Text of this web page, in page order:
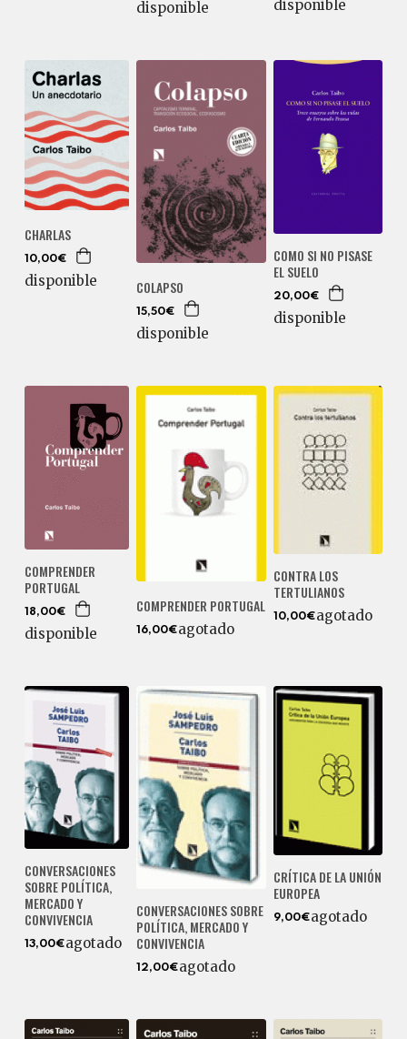
disponible disponible
CHARLAS
10,00€
disponible COLAPSO
15,50€
disponible
COMO SI NO PISASE
EL SUELO
20,00€
disponible
COMPRENDER
PORTUGAL
18,00€
disponible
COMPRENDER PORTUGAL
16,00€agotado
CONTRA LOS
TERTULIANOS
10,00€agotado
CONVERSACIONES
SOBRE POLÍTICA,
MERCADO Y
CONVIVENCIA
13,00€agotado
CONVERSACIONES SOBRE
POLÍTICA, MERCADO Y
CONVIVENCIA
12,00€agotado
CRÍTICA DE LA UNIÓN
EUROPEA
9,00€agotado